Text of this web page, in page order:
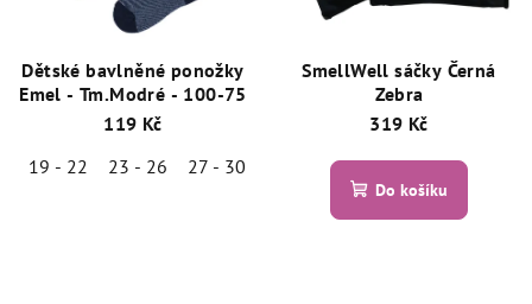
Dětské bavlněné ponožky
Emel - Tm.Modré - 100-75
119 Kč
19 - 22
23 - 26 27 - 30
SmellWell sáčky Černá
Zebra
319 Kč
Do košíku